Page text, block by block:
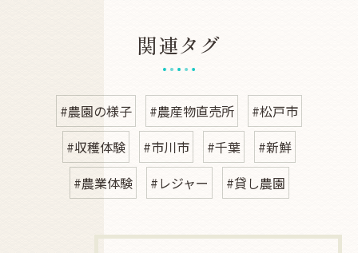
関連タグ
#農園の様子 #農産物直売所
#松戸市
#収穫体験
#市川市 #千葉
#新鮮
#農業体験
#レジャー #貸し農園